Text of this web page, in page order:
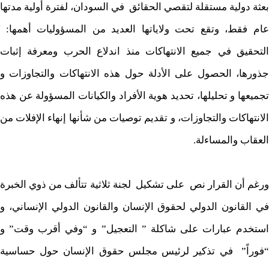
بعثة دولية مستقلة لتقصي الحقائق في السودان، لفترة أولية مدتها
عام فقط، وتقع تحت ولاياتها العديد من المسؤوليات أهمها:
التحقيق في جميع الانتهاكات منذ اندلاع الحرب ومعرفة إثبات
جذورها، الحصول على الأدلة حول هذه الانتهاكات والتجاوزات و
تجميعها و تحليلها، تحديد هوية الأفراد والكيانات المسؤولة عن هذه
الانتهاكات والتجاوزات، و تقديم توصيات من شأنها إنهاء الإفلات من
العقاب والمساءلة.
ورغم أن القرار نص على تشكيل لجنة ثلاثية تتألف من ذوي الخبرة
في القانون الدولي لحقوق الإنسان والقانون الدولي الإنساني، و
استخدم عبارات على شاكلة ” التعجيل” و “وفي أقرب وقت” و
“فوراً” في تذكير لرئيس مجلس حقوق الإنسان حول حساسية